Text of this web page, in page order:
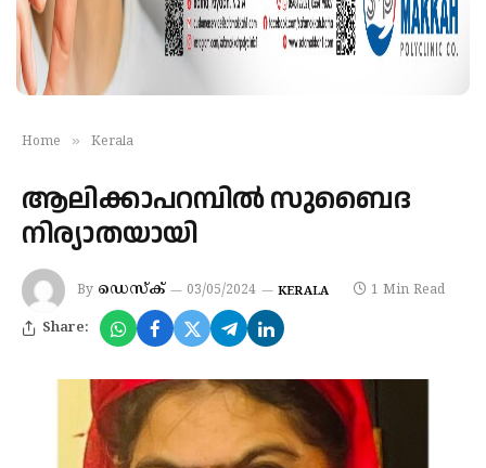
Home » Kerala
ആലിക്കാപറമ്പില്‍ സുബൈദ
നിര്യാതയായി
By ഡെസ്‌ക് 03/05/2024 KERALA 1 Min Read
Share: